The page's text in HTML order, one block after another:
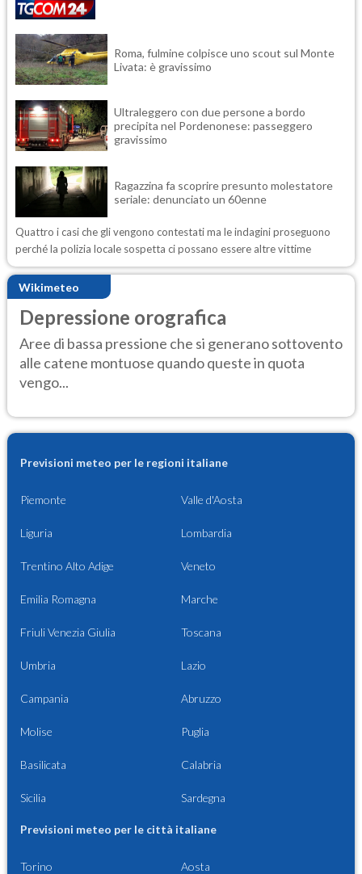
Roma, fulmine colpisce uno scout sul Monte
Livata: è gravissimo
Ultraleggero con due persone a bordo
precipita nel Pordenonese: passeggero
gravissimo
Ragazzina fa scoprire presunto molestatore
seriale: denunciato un 60enne
Quattro i casi che gli vengono contestati ma le indagini proseguono
perché la polizia locale sospetta ci possano essere altre vittime
Wikimeteo
Depressione orografica
Aree di bassa pressione che si generano sottovento
alle catene montuose quando queste in quota
vengo...
Previsioni meteo per le regioni italiane
Piemonte Valle d'Aosta
Liguria Lombardia
Trentino Alto Adige Veneto
Emilia Romagna Marche
Friuli Venezia Giulia Toscana
Umbria Lazio
Campania Abruzzo
Molise Puglia
Basilicata Calabria
Sicilia Sardegna
Previsioni meteo per le città italiane
Torino Aosta